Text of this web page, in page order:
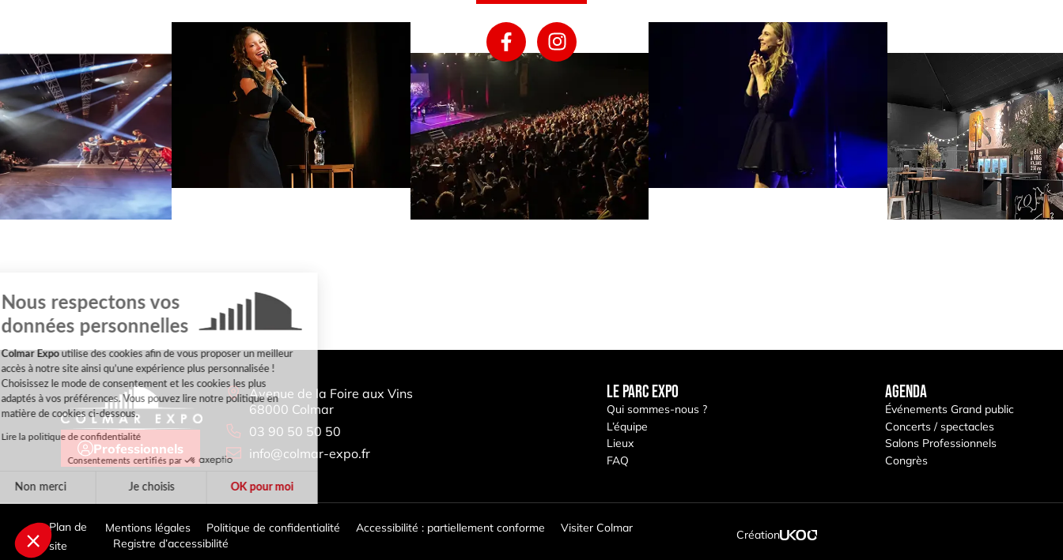
Nous respectons vos
données personnelles
Colmar Expoutilise des cookies afin de vous proposer un meilleur
accès à notre site ainsi qu’une expérience plus personnalisée !
Choisissez le mode de consentement et les cookies les plus
adaptés à vos préférences. Vous pouvez lire notre politique en
matière de cookies ci-dessous.
Lire la politique de confidentialité
Consentements certifiés par
Non merci Je choisis OK pour moi
Notre plateforme vous permet d'adapter et de gérer vos paramètres de confidentialité, en garantissant la conformité avec les réglementations. Personnalisez vos préférences pour
Professionnels
Avenue de la Foire aux Vins
68000 Colmar
03 90 50 50 50
info@colmar-expo.fr
LE PARC EXPO
Qui sommes-nous ?
L’équipe
Lieux
FAQ
Agenda
Événements Grand public
Concerts / spectacles
Salons Professionnels
Congrès
Plan de
site
Mentions légales Politique de confidentialité Accessibilité : partiellement conforme
Visiter Colmar
Registre d’accessibilité
Création